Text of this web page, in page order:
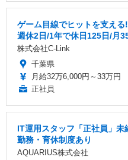
ゲーム目線でヒットを支え
週休2日/1年で休日125日/月
株式会社C-Link
千葉県
月給32万6,000円～33万円
正社員
IT運用スタッフ「正社員」未
勤務・育休制度あり
AQUARIUS株式会社